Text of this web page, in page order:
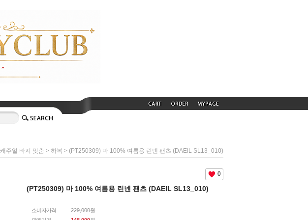
캐주얼 바지 맞춤 > 하복 > (PT250309) 마 100% 여름용 린넨 팬츠 (DAEIL SL13_010)
0
(PT250309) 마 100% 여름용 린넨 팬츠 (DAEIL SL13_010)
소비자가격
229,000원